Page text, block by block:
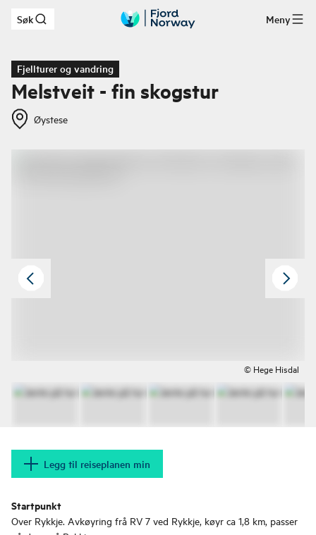
Hopp til hovedinnhold
Søk Meny
Fjellturer og vandring
Melstveit - fin skogstur
Øystese
© Hege Hisdal
Legg til reiseplanen min
Startpunkt
Over Rykkje. Avkøyring frå RV 7 ved Rykkje, køyr ca 1,8 km, passer